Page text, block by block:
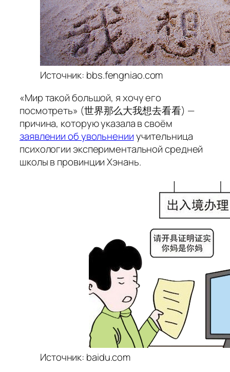
Источник: bbs.fengniao.com
«Мир такой большой, я хочу его
посмотреть» (世界那么大我想去看看) —
причина, которую указала в своём
заявлении об увольненииучительница
психологии экспериментальной средней
школы в провинции Хэнань.
Источник: baidu.com